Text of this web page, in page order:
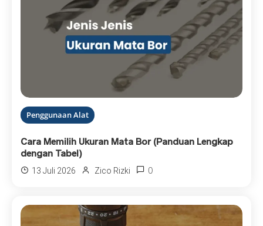
Penggunaan Alat
Cara Memilih Ukuran Mata Bor (Panduan Lengkap
dengan Tabel)
13 Juli 2026 Zico Rizki 0